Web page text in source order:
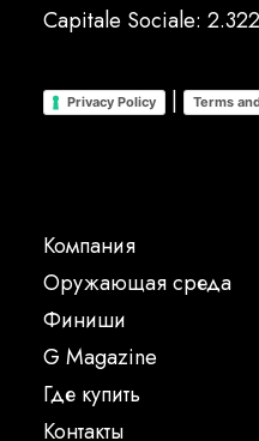
Capitale Sociale:
Privacy Policy | Terms
Компания
Oружающая среда
Финиши
G Magazine
Где купить
Контакты